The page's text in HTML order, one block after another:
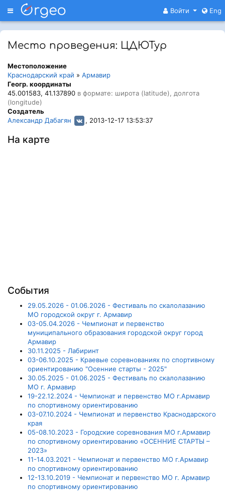
Меню Войти Eng
Место проведения: ЦДЮТур
Местоположение
Краснодарский край » Армавир
Геогр. координаты
45.001583, 41.137890 в формате: широта (latitude), долгота
(longitude)
Создатель
Александр Дабагян
, 2013-12-17 13:53:37
На карте
События
29.05.2026 - 01.06.2026 - Фестиваль по скалолазанию
МО городской округ г. Армавир
03-05.04.2026 - Чемпионат и первенство
муниципального образования городской округ город
Армавир
30.11.2025 - Лабиринт
03-06.10.2025 - Краевые соревнованиях по спортивному
ориентированию "Осенние старты - 2025"
30.05.2025 - 01.06.2025 - Фестиваль по скалолазанию
МО г. Армавир
19-22.12.2024 - Чемпионат и первенство МО г.Армавир
по спортивному ориентированию
03-07.10.2024 - Чемпионат и первенство Краснодарского
края
05-08.10.2023 - Городские соревнования МО г.Армавир
по спортивному ориентированию «ОСЕННИЕ СТАРТЫ –
2023»
11-14.03.2021 - Чемпионат и первенство МО г.Армавир
по спортивному ориентированию
12-13.10.2019 - Чемпионат и первенство МО г. Армавир
по спортивному ориентированию